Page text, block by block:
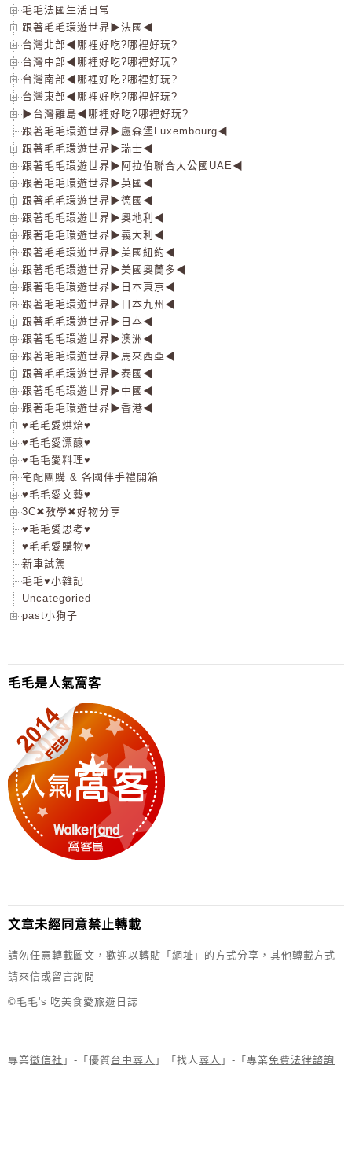
毛毛法國生活日常
跟著毛毛環遊世界▶法國◀
台灣北部◀哪裡好吃?哪裡好玩?
台灣中部◀哪裡好吃?哪裡好玩?
台灣南部◀哪裡好吃?哪裡好玩?
台灣東部◀哪裡好吃?哪裡好玩?
▶台灣離島◀哪裡好吃?哪裡好玩?
跟著毛毛環遊世界▶盧森堡Luxembourg◀
跟著毛毛環遊世界▶瑞士◀
跟著毛毛環遊世界▶阿拉伯聯合大公國UAE◀
跟著毛毛環遊世界▶英國◀
跟著毛毛環遊世界▶德國◀
跟著毛毛環遊世界▶奧地利◀
跟著毛毛環遊世界▶義大利◀
跟著毛毛環遊世界▶美國紐約◀
跟著毛毛環遊世界▶美國奧蘭多◀
跟著毛毛環遊世界▶日本東京◀
跟著毛毛環遊世界▶日本九州◀
跟著毛毛環遊世界▶日本◀
跟著毛毛環遊世界▶澳洲◀
跟著毛毛環遊世界▶馬來西亞◀
跟著毛毛環遊世界▶泰國◀
跟著毛毛環遊世界▶中國◀
跟著毛毛環遊世界▶香港◀
♥毛毛愛烘焙♥
♥毛毛愛漂釀♥
♥毛毛愛料理♥
宅配團購 & 各國伴手禮開箱
♥毛毛愛文藝♥
3C✖教學✖好物分享
♥毛毛愛思考♥
♥毛毛愛購物♥
新車試駕
毛毛♥小雜記
Uncategoried
past小狗子
毛毛是人氣窩客
文章未經同意禁止轉載
請勿任意轉載圖文，歡迎以轉貼「網址」的方式分享，其他轉載方式
請來信或留言詢問
©毛毛's 吃美食愛旅遊日誌
專業徵信社 」-「優質台中尋人 」「找人 尋人 」-「專業免費法律諮詢